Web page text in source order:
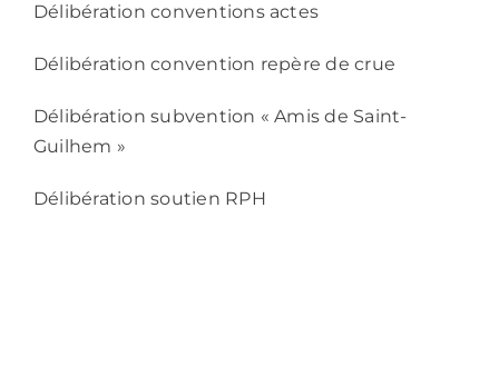
Délibération conventions actes
Délibération convention repère de crue
Délibération subvention « Amis de Saint-
Guilhem »
Délibération soutien RPH